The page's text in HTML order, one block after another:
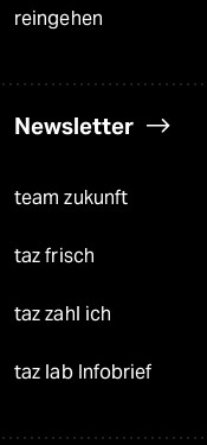
reingehen
Newsletter
team zukunft
taz frisch
taz zahl ich
taz lab Infobrief